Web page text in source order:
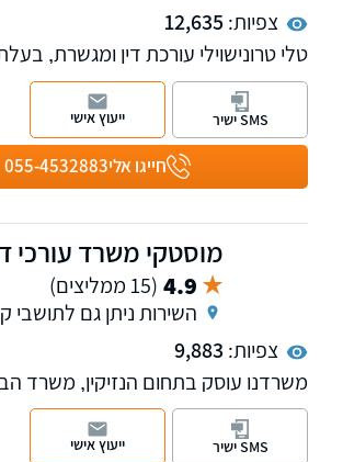
צפיות:12,635
טלי טרונישוילי עורכת דין ומגשרת, בעלת
עשיר בתחום דיני המשפחה, ניהול הליכי
צוואות וירושות, מקרקעין נדל"ן, פירוק
ופשיטת רגל. למשרד שלוחות בקרית
וחיפה.
חייגו אלי055-4532883
SMS ישיר ייעוץ אישי
מוסטקי משרד עורכי
4.9 (15 ממליצים)
השירות ניתן גם לתושבי
צפיות: 9,883
משרדנו עוסק בתחום הנזיקין, משרד
ותביעות ביטוח מורכבות, לרבות נזקי גוף
וייצוג נפגעים מול ביטוח לאומי וחברות
SMS ישיר ייעוץ אישי